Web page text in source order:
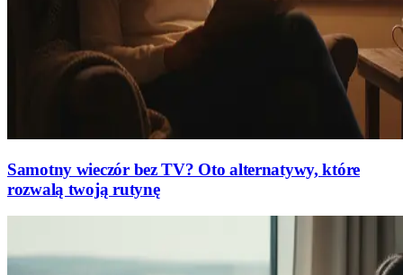
Samotny wieczór bez TV? Oto alternatywy, które
rozwalą twoją rutynę